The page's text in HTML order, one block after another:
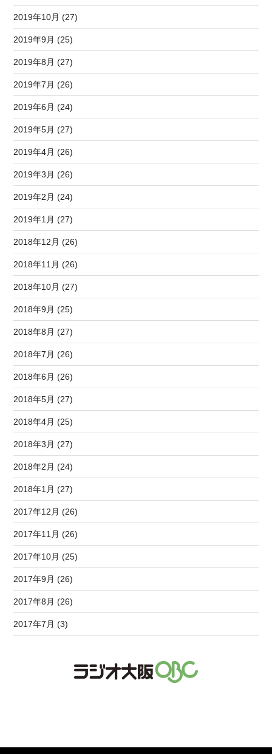
2019年10月 (27)
2019年9月 (25)
2019年8月 (27)
2019年7月 (26)
2019年6月 (24)
2019年5月 (27)
2019年4月 (26)
2019年3月 (26)
2019年2月 (24)
2019年1月 (27)
2018年12月 (26)
2018年11月 (26)
2018年10月 (27)
2018年9月 (25)
2018年8月 (27)
2018年7月 (26)
2018年6月 (26)
2018年5月 (27)
2018年4月 (25)
2018年3月 (27)
2018年2月 (24)
2018年1月 (27)
2017年12月 (26)
2017年11月 (26)
2017年10月 (25)
2017年9月 (26)
2017年8月 (26)
2017年7月 (3)